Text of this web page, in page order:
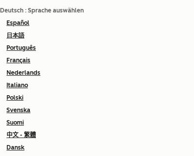
Deutsch : Sprache auswählen
Español
日本語
Português
Français
Nederlands
Italiano
Polski
Svenska
Suomi
中文 - 繁體
Dansk